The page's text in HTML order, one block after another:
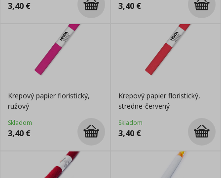
3,40 € 3,40 €
Krepový papier floristický,
ružový
Skladom
3,40 €
Krepový papier floristický,
stredne-červený
Skladom
3,40 €